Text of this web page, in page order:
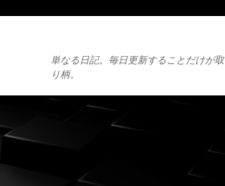
単なる日記。毎日更新することだけが取
り柄。